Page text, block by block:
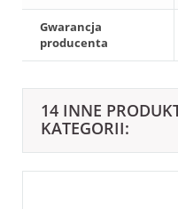
Gwarancja
producenta
14 INNE
KATEGORII: